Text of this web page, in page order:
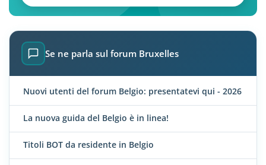
Se ne parla sul forum Bruxelles
Nuovi utenti del forum Belgio: presentatevi qui - 2026
La nuova guida del Belgio è in linea!
Titoli BOT da residente in Belgio